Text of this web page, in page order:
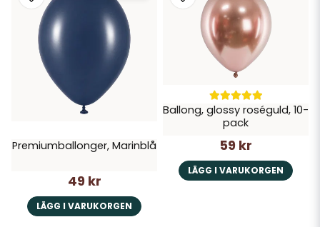
Premiumballonger, Marinblå
49 kr
LÄGG I VARUKORGEN
Ballong, glossy roséguld, 10-
pack
59 kr
LÄGG I VARUKORGEN